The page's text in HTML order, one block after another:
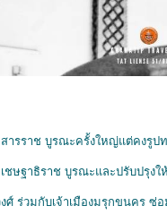
ารราช บูรณะครั้งใหญ่แต่คงรูปท
ชษฐาธิราช บูรณะและปรับปรุง
ศ์ ร่วมกับเจ้าเมืองมรุกขนคร